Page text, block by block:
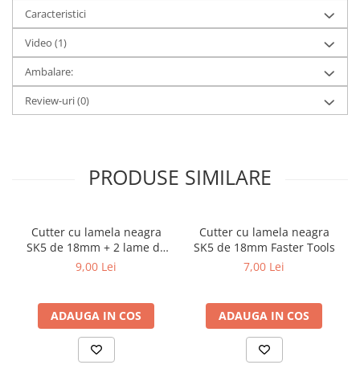
Caracteristici
Video (1)
Ambalare:
Review-uri(0)
PRODUSE SIMILARE
Cutter cu lamela neagra
SK5 de 18mm + 2 lame de
rezerva Faster Tools
9,00 Lei
ADAUGA IN COS
Cutter cu lamela neagra
SK5 de 18mm Faster Tools
7,00 Lei
ADAUGA IN COS